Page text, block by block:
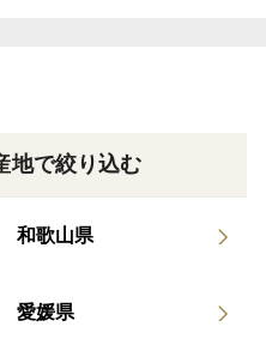
地で絞り込む
和歌山県
愛媛県